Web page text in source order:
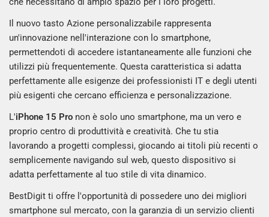
Il nuovo tasto Azione personalizzabile rappresenta
un'innovazione nell'interazione con lo smartphone,
permettendoti di accedere istantaneamente alle funzioni che
utilizzi più frequentemente. Questa caratteristica si adatta
perfettamente alle esigenze dei professionisti IT e degli utenti
più esigenti che cercano efficienza e personalizzazione.
L'iPhone 15 Pro non è solo uno smartphone, ma un vero e
proprio centro di produttività e creatività. Che tu stia
lavorando a progetti complessi, giocando ai titoli più recenti o
semplicemente navigando sul web, questo dispositivo si
adatta perfettamente al tuo stile di vita dinamico.
BestDigit ti offre l'opportunità di possedere uno dei migliori
smartphone sul mercato, con la garanzia di un servizio clienti